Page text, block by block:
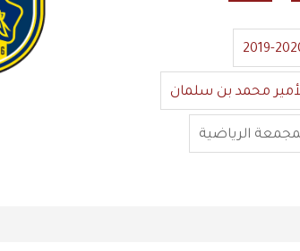
2019-
محمد بن سلمان
الرياضية